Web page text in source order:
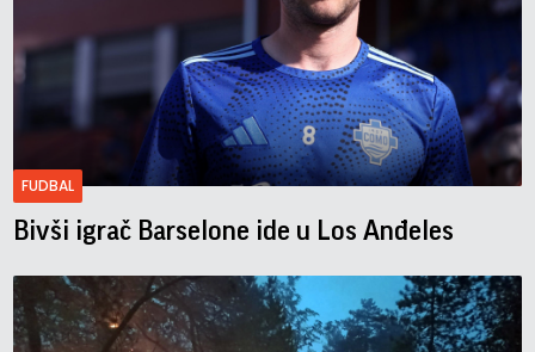
FUDBAL
Bivši igrač Barselone ide u Los Anđeles